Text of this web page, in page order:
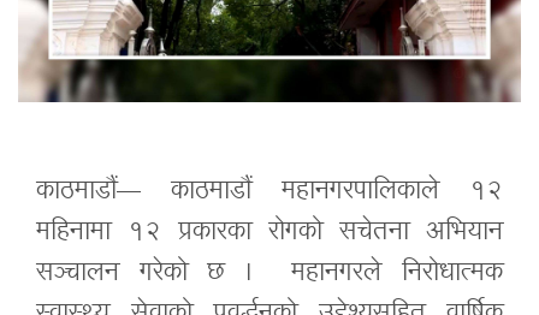
काठमाडौं— काठमाडौं महानगरपालिकाले १२
महिनामा १२ प्रकारका रोगको सचेतना अभियान
सञ्चालन गरेको छ । महानगरले निरोधात्मक